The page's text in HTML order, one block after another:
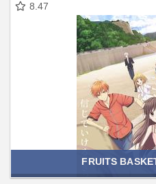
8.47
FRUITS